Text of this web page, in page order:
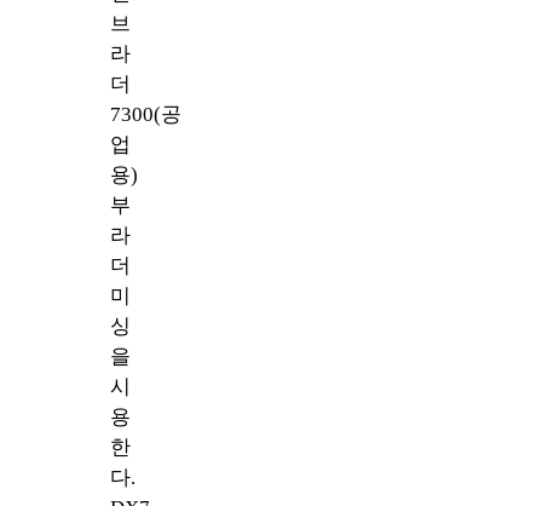
브
라
더
7300(공
업
용)
부
라
더
미
싱
을
시
용
한
다.